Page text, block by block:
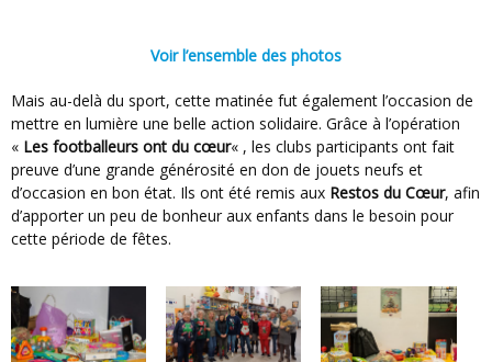
Voir l’ensemble des photos
Mais au-delà du sport, cette matinée fut également l’occasion de
mettre en lumière une belle action solidaire. Grâce à l’opération
« Les footballeurs ont du cœur« , les clubs participants ont fait
preuve d’une grande générosité en don de jouets neufs et
d’occasion en bon état. Ils ont été remis aux Restos du Cœur, afin
d’apporter un peu de bonheur aux enfants dans le besoin pour
cette période de fêtes.